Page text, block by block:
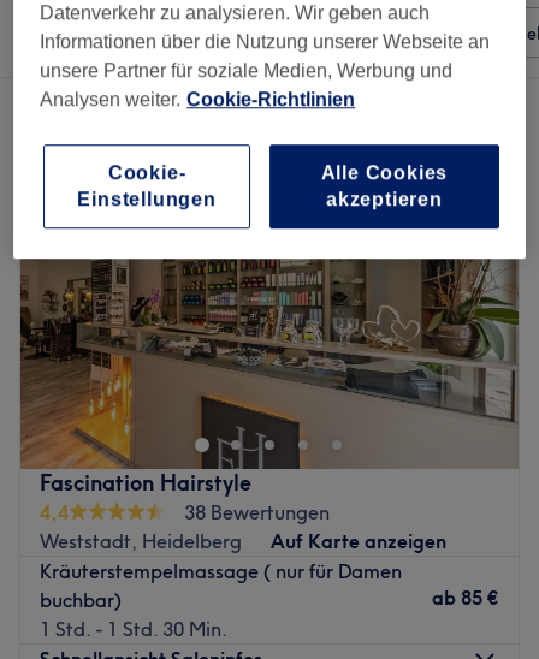
Sortieren nach Besonderheiten Salons
Ein Salon, der anbietet: kräuterstempelmassage in Heidelberg
Fascination Hairstyle
4,4
38 Bewertungen
Weststadt, Heidelberg
Auf Karte anzeigen
Kräuterstempelmassage ( nur für Damen
buchbar)
1 Std. - 1 Std. 30 Min.
ab 85 €
Datenverkehr zu analysieren. Wir geben auch
Informationen über die Nutzung unserer Webseite an
unsere Partner für soziale Medien, Werbung und
Analysen weiter. Cookie-Richtlinien
Cookie-
Einstellungen
Alle Cookies
akzeptieren